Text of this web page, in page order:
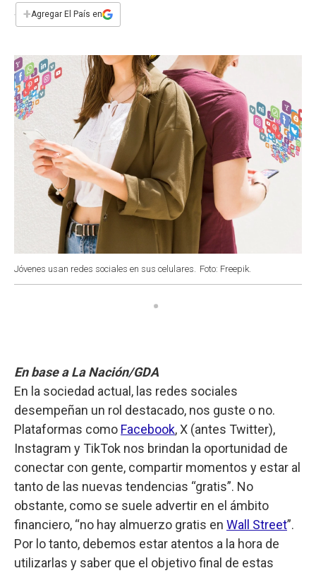
e
b
k
s
p
t
n
i
l
+Agregar El País en
Jóvenes usan redes sociales en sus celulares. Foto: Freepik.
En base a La Nación/GDA
En la sociedad actual, las redes sociales
desempeñan un rol destacado, nos guste o no.
Plataformas como Facebook, X (antes Twitter),
Instagram y TikTok nos brindan la oportunidad de
conectar con gente, compartir momentos y estar al
tanto de las nuevas tendencias “gratis”. No
obstante, como se suele advertir en el ámbito
financiero, “no hay almuerzo gratis en Wall Street”.
Por lo tanto, debemos estar atentos a la hora de
utilizarlas y saber que el objetivo final de estas